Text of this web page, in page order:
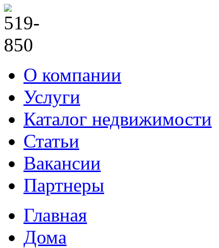
О компании
Услуги
Каталог недвижимости
Статьи
Вакансии
Партнеры
Главная
Дома